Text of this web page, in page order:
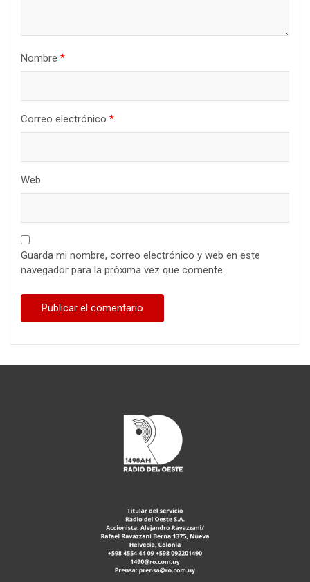
Nombre *
Correo electrónico *
Web
Guarda mi nombre, correo electrónico y web en este
navegador para la próxima vez que comente.